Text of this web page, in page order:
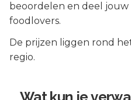
beoordelen en deel
foodlovers.
De prijzen liggen rond
regio.